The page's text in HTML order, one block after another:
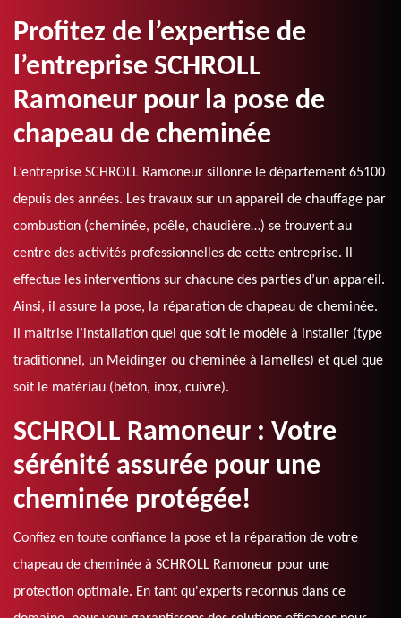
Profitez de l’expertise de
l’entreprise SCHROLL
Ramoneur pour la pose de
chapeau de cheminée
L’entreprise SCHROLL Ramoneur sillonne le département 65100
depuis des années. Les travaux sur un appareil de chauffage par
combustion (cheminée, poêle, chaudière…) se trouvent au
centre des activités professionnelles de cette entreprise. Il
effectue les interventions sur chacune des parties d’un appareil.
Ainsi, il assure la pose, la réparation de chapeau de cheminée.
Il maitrise l’installation quel que soit le modèle à installer (type
traditionnel, un Meidinger ou cheminée à lamelles) et quel que
soit le matériau (béton, inox, cuivre).
SCHROLL Ramoneur : Votre
sérénité assurée pour une
cheminée protégée!
Confiez en toute confiance la pose et la réparation de votre
chapeau de cheminée à SCHROLL Ramoneur pour une
protection optimale. En tant qu'experts reconnus dans ce